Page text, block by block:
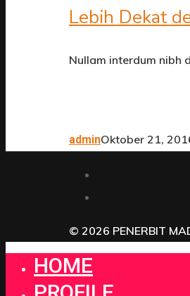
Lebih Dekat
Nullam interdum nibh
adminOktober 21,
© 2026 PENERBIT
HOME